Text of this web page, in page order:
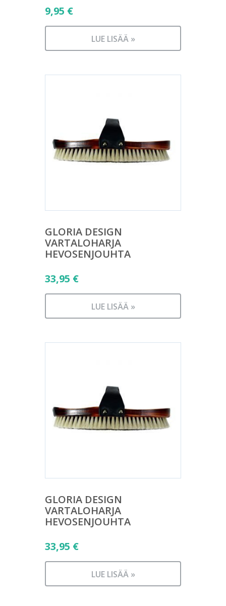
9,95 €
LUE LISÄÄ »
GLORIA DESIGN
VARTALOHARJA
HEVOSENJOUHTA
33,95 €
LUE LISÄÄ »
GLORIA DESIGN
VARTALOHARJA
HEVOSENJOUHTA
33,95 €
LUE LISÄÄ »